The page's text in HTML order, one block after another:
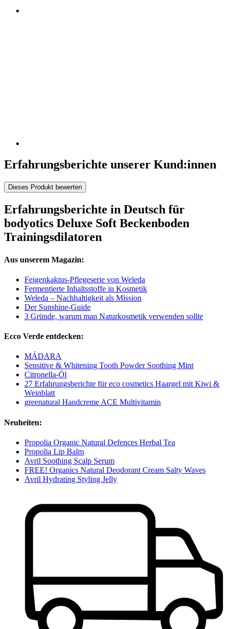
Erfahrungsberichte unserer Kund:innen
Dieses Produkt bewerten
Erfahrungsberichte in Deutsch für
bodyotics Deluxe Soft Beckenboden
Trainingsdilatoren
Aus unserem Magazin:
Feigenkaktus-Pflegeserie von Weleda
Fermentierte Inhaltsstoffe in Kosmetik
Weleda – Nachhaltigkeit als Mission
Der Sunshine-Guide
3 Gründe, warum man Naturkosmetik verwenden sollte
Ecco Verde entdecken:
MÁDARA
Sensitive & Whitening Tooth Powder Soothing Mint
Citronella-Öl
27 Erfahrungsberichte für eco cosmetics Haargel mit Kiwi &
Weinblatt
greenatural Handcreme ACE Multivitamin
Neuheiten:
Propolia Organic Natural Defences Herbal Tea
Propolia Lip Balm
Avril Soothing Scalp Serum
FREE! Organics Natural Deodorant Cream Salty Waves
Avril Hydrating Styling Jelly